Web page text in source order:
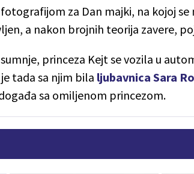
za Dan majki, na kojoj se
a nakon brojnih teorija zavere,
princeza Kejt se vozila u
tada sa njim bila ljubavnica Sara
sa omiljenom princezom.